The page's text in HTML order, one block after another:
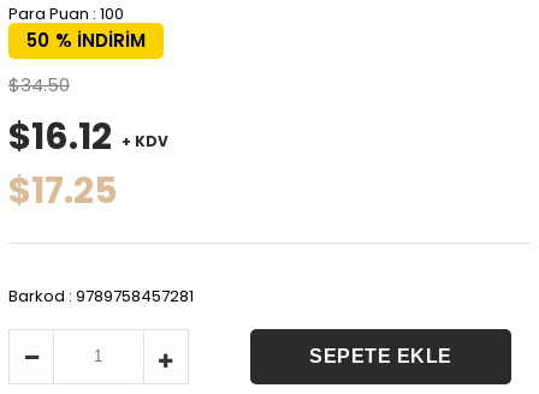
Para Puan : 100
%
50
İNDIRIM
$34.50
$16.12 + KDV
$17.25
Barkod : 9789758457281